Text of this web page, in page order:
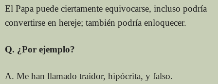
El Papa puede ciertamente equivocarse, incluso podría
convertirse en hereje; también podría enloquecer.
Q. ¿Por ejemplo?
A. Me han llamado traidor, hipócrita, y falso.